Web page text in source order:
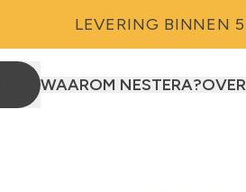
LEVERING BINNEN
WAAROM NESTERA?